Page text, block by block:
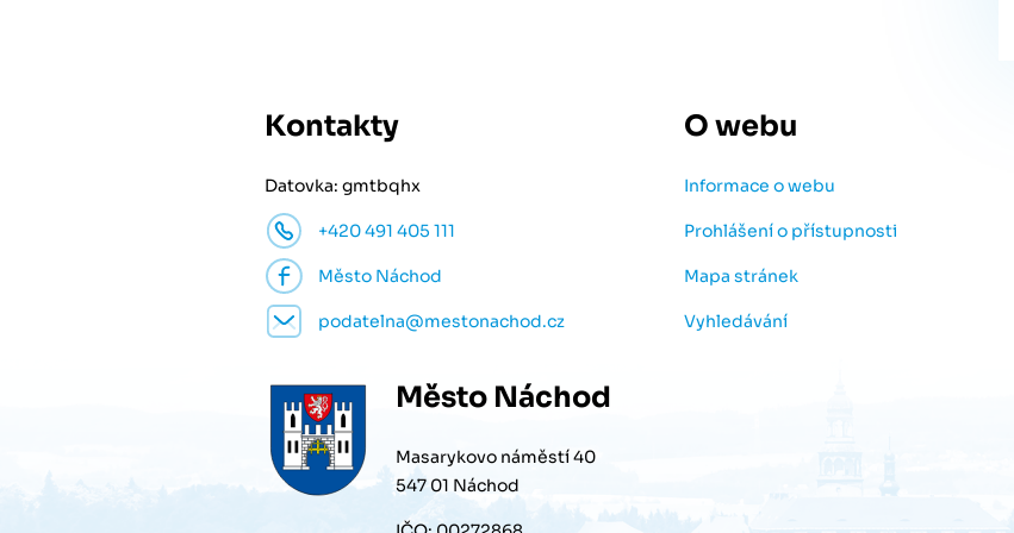
Kontakty
Datovka: gmtbqhx
+420 491 405 111
Město Náchod
podatelna@mestonachod.cz
O webu
Informace o webu
Prohlášení o přístupnosti
Mapa stránek
Vyhledávání
Město Náchod
Masarykovo náměstí 40
547 01 Náchod